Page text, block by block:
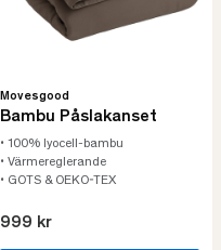
Movesgood
Bambu Påslakanset
• 100% lyocell-bambu
• Värmereglerande
• GOTS & OEKO-TEX
999 kr